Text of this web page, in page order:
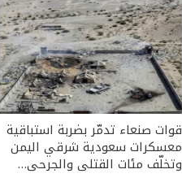
قوات صنعاء تدمّر بضربة استباقية
معسكرات سعودية شرقي اليمن
وتخلّف مئات القتلى والجرحى…